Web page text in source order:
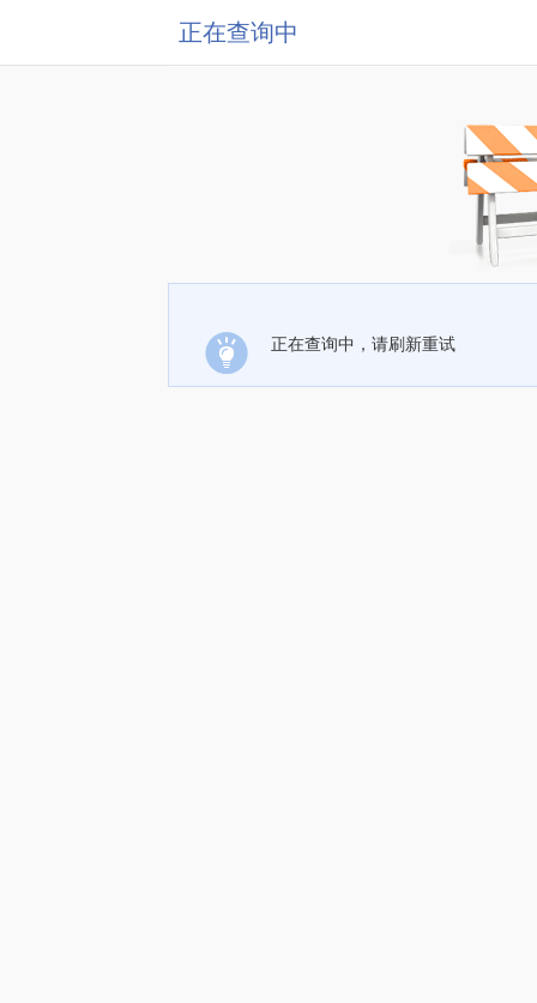
正在查询中
正在查询中，请刷新重试